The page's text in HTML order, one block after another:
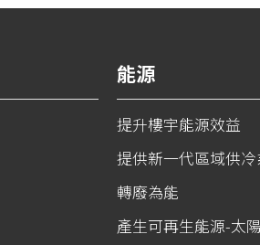
能源
提升樓宇能源效益
提供新一代區域供
轉廢為能
產生可再生能源-太